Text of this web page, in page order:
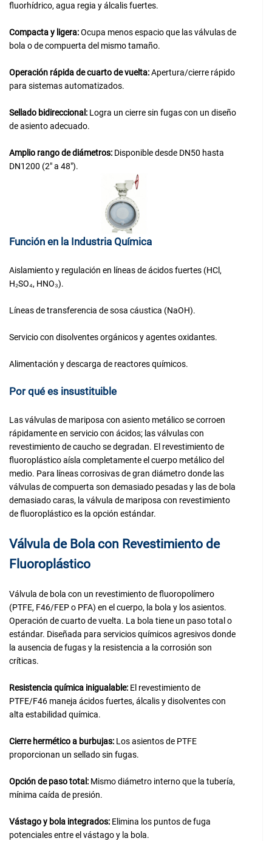
fluorhídrico, agua regia y álcalis fuertes.
Compacta y ligera:Ocupa menos espacio que las válvulas de
bola o de compuerta del mismo tamaño.
Operación rápida de cuarto de vuelta:Apertura/cierre rápido
para sistemas automatizados.
Sellado bidireccional: Logra un cierre sin fugas con un diseño
de asiento adecuado.
Amplio rango de diámetros: Disponible desde DN50 hasta
DN1200 (2″ a 48″).
Función en la Industria Química
Aislamiento y regulación en líneas de ácidos fuertes (HCl,
H₂SO₄, HNO₃).
Líneas de transferencia de sosa cáustica (NaOH).
Servicio con disolventes orgánicos y agentes oxidantes.
Alimentación y descarga de reactores químicos.
Por qué es insustituible
Las válvulas de mariposa con asiento metálico se corroen
rápidamente en servicio con ácidos; las válvulas con
revestimiento de caucho se degradan. El revestimiento de
fluoroplástico aísla completamente el cuerpo metálico del
medio. Para líneas corrosivas de gran diámetro donde las
válvulas de compuerta son demasiado pesadas y las de bola
demasiado caras, la válvula de mariposa con revestimiento
de fluoroplástico es la opción estándar.
Válvula de Bola con Revestimiento de
Fluoroplástico
Válvula de bola con un revestimiento de fluoropolímero
(PTFE, F46/FEP o PFA) en el cuerpo, la bola y los asientos.
Operación de cuarto de vuelta. La bola tiene un paso total o
estándar. Diseñada para servicios químicos agresivos donde
la ausencia de fugas y la resistencia a la corrosión son
críticas.
Resistencia química inigualable: El revestimiento de
PTFE/F46 maneja ácidos fuertes, álcalis y disolventes con
alta estabilidad química.
Cierre hermético a burbujas: Los asientos de PTFE
proporcionan un sellado sin fugas.
Opción de paso total: Mismo diámetro interno que la tubería,
mínima caída de presión.
Vástago y bola integrados: Elimina los puntos de fuga
potenciales entre el vástago y la bola.